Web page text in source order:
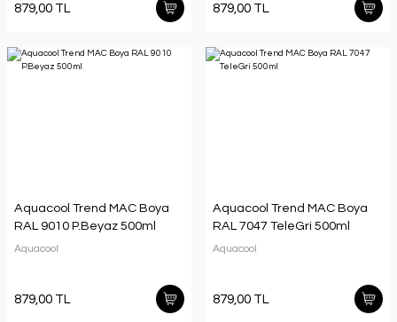
879,00 TL 879,00 TL
Aquacool Trend MAC Boya
RAL 9010 P.Beyaz 500ml
Aquacool
879,00 TL
Aquacool Trend MAC Boya
RAL 7047 TeleGri 500ml
Aquacool
879,00 TL